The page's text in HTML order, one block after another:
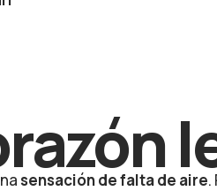
sensación de falta de aire.